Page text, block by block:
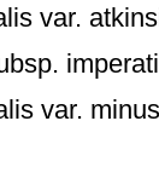
var.
var.